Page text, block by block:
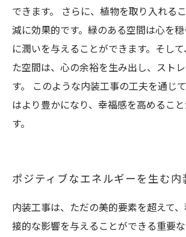
できます。 さらに、植物を取り入れる
減に効果的です。緑のある空間は心を
に潤いを与えることができます。そし
た空間は、心の余裕を生み出し、スト
す。 このような内装工事の工夫を通じ
はより豊かになり、幸福感を高めるこ
す。
ポジティブなエネルギーを生む
内装工事は、ただの美的要素を超えて
接的な影響を与えることができる重要